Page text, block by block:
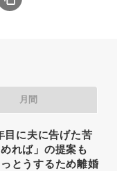
月間
目に夫に告げた苦
れば」の提案も
とうするため離婚